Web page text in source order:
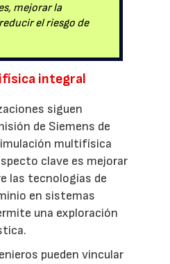
mejorar la
el riesgo de
integral
siguen
de Siemens de
multifísica
clave es mejorar
las tecnologías de
en sistemas
una exploración
pueden vincular